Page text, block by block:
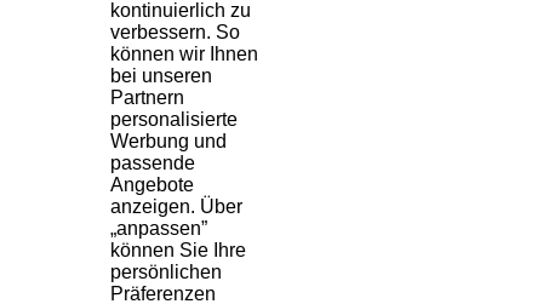
kontinuierlich zu
verbessern. So
können wir Ihnen
bei unseren
Partnern
personalisierte
Werbung und
passende
Angebote
anzeigen. Über
„anpassen”
können Sie Ihre
persönlichen
Präferenzen